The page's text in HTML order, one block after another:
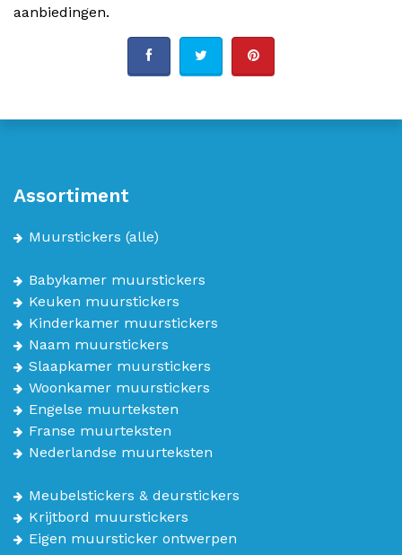
aanbiedingen.
Assortiment
Muurstickers (alle)
Babykamer muurstickers
Keuken muurstickers
Kinderkamer muurstickers
Naam muurstickers
Slaapkamer muurstickers
Woonkamer muurstickers
Engelse muurteksten
Franse muurteksten
Nederlandse muurteksten
Meubelstickers & deurstickers
Krijtbord muurstickers
Eigen muursticker ontwerpen